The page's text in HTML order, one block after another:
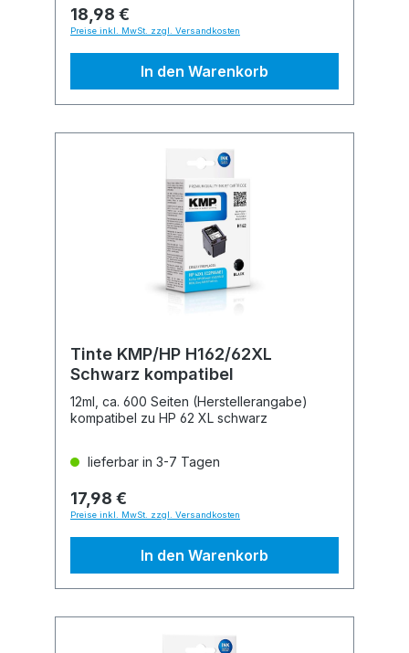
18,98 €
Preise inkl. MwSt. zzgl. Versandkosten
In den Warenkorb
Tinte KMP/HP H162/62XL
Schwarz kompatibel
12ml, ca. 600 Seiten (Herstellerangabe)
kompatibel zu HP 62 XL schwarz
lieferbar in 3-7 Tagen
17,98 €
Preise inkl. MwSt. zzgl. Versandkosten
In den Warenkorb